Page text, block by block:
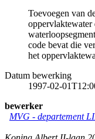
Toevoegen van
oppervlaktewater
code bevat die
het
Datum bewerking
1997-02-
bewerker
MVG - departement